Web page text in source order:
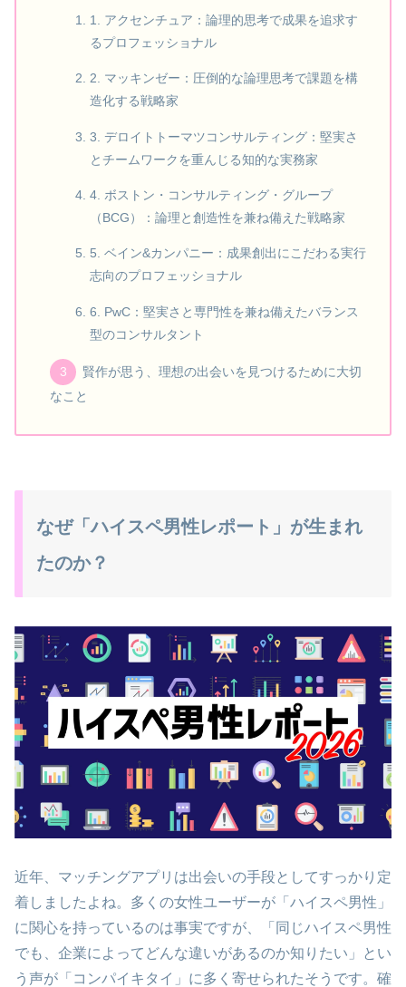
1. アクセンチュア：論理的思考で成果を追求す
るプロフェッショナル
2. マッキンゼー：圧倒的な論理思考で課題を構
造化する戦略家
3. デロイトトーマツコンサルティング：堅実さ
とチームワークを重んじる知的な実務家
4. ボストン・コンサルティング・グループ
（BCG）：論理と創造性を兼ね備えた戦略家
5. ベイン&カンパニー：成果創出にこだわる実行
志向のプロフェッショナル
6. PwC：堅実さと専門性を兼ね備えたバランス
型のコンサルタント
賢作が思う、理想の出会いを見つけるために大切
なこと
なぜ「ハイスペ男性レポート」が生まれ
たのか？
近年、マッチングアプリは出会いの手段としてすっかり定
着しましたよね。多くの女性ユーザーが「ハイスペ男性」
に関心を持っているのは事実ですが、「同じハイスペ男性
でも、企業によってどんな違いがあるのか知りたい」とい
う声が「コンパイキタイ」に多く寄せられたそうです。確